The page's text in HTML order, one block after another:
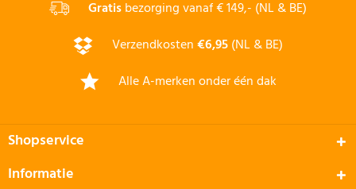
Gratisbezorging vanaf € 149,- (NL & BE)
Verzendkosten€6,95(NL & BE)
Alle A-merken onder één dak
Shopservice
Informatie